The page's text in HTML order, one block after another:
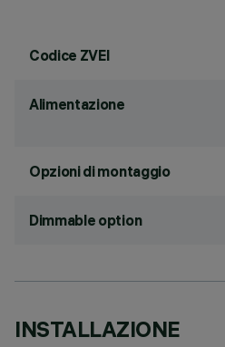
Codice ZVEI
Alimentazione
Opzioni di montaggio
Dimmable option
INSTALLAZIONE